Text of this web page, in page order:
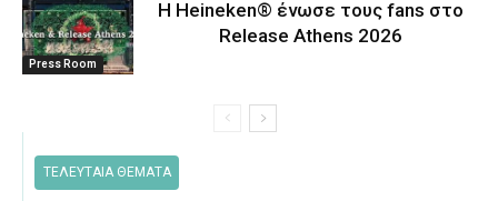
Press Room
Η Heineken® ένωσε τους fans στο
Release Athens 2026
ΤΕΛΕΥΤΑΙΑ ΘΕΜΑΤΑ